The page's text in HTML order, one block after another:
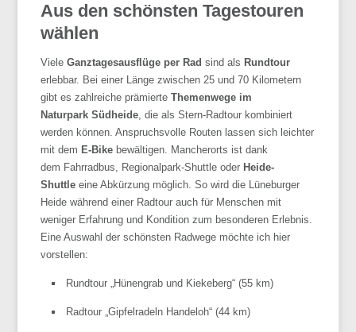
Aus den schönsten Tagestouren
wählen
VieleGanztagesausflüge per Rad sind als Rundtour
erlebbar. Bei einer Länge zwischen 25 und 70 Kilometern
gibt es zahlreiche prämierteThemenwege im
NaturparkSüdheide, die alsStern-Radtour kombiniert
werden können. Anspruchsvolle Routen lassen sich leichter
mit dem E-Bike bewältigen. Mancherorts ist dank
dem Fahrradbus, Regionalpark-Shuttle oder Heide-
Shuttle eine Abkürzung möglich. So wird die Lüneburger
Heide während einer Radtour auch für Menschen mit
weniger Erfahrung und Kondition zum besonderen Erlebnis.
Eine Auswahl der schönsten Radwege möchte ich hier
vorstellen:
Rundtour „Hünengrab und Kiekeberg“ (55 km)
Radtour „Gipfelradeln Handeloh“ (44 km)